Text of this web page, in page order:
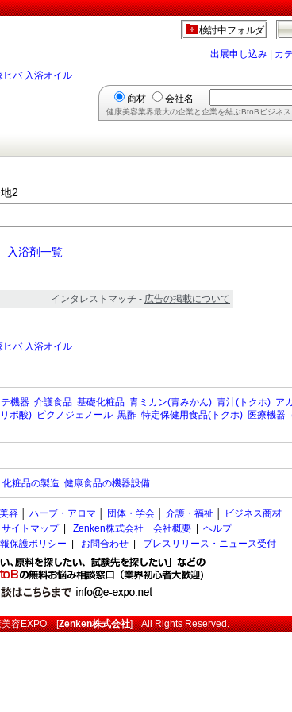
検討中フォルダ
出展申し込み カ
ヒバ 入浴オイル
商材 会社名
健康美容業界最大の企業と企業を結ぶBtoBビジネ
2
入浴剤一覧
インタレストマッチ - 広告の掲載について
ヒバ 入浴オイル
機器 介護食品 基礎化粧品 青ミカン(青みかん) 青汁(トクホ) ア
ポ酸) ピクノジェノール 黒酢 特定保健用食品(トクホ) 医療機器
粧品の製造 健康食品の機器設備
美容 ハーブ・アロマ 団体・学会 介護・福祉
ビジネス商材
サイトマップ| Zenken株式会社 会社概要
ヘルプ
保護ポリシー お問合わせ プレスリリース・ニュース受付
容EXPO[Zenken株式会社] All Rights Reserved.